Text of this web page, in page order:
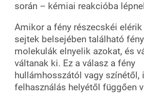
során – kémiai reakcióba
Amikor a fény részecskéi elérik
sejtek belsejében található
molekulák elnyelik azokat, és
váltanak ki. Ez a válasz a fény
hullámhosszától vagy színétől,
felhasználás helyétől függően